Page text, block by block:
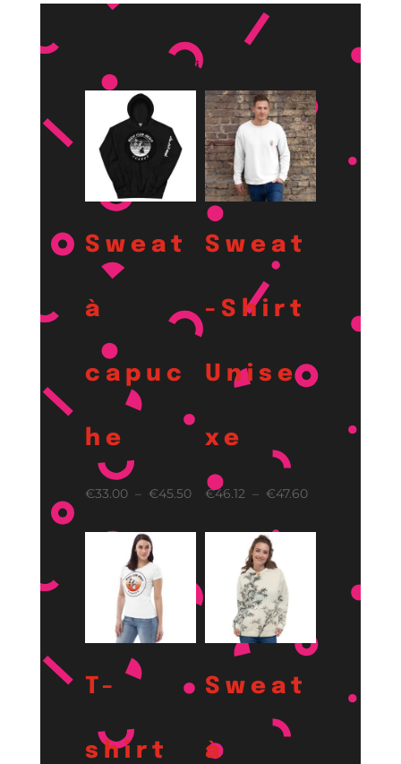
Produits similaires
Sweat
à
capuc
he
€33.00 – €45.50Plage
à
€45.50
Sweat
-Shirt
Unise
xe
€46.12 – €47.60Plage
T-
shirt
Sweat
à